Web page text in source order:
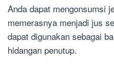
Anda dapat mengonsumsi
memerasnya menjadi jus
dapat digunakan sebagai
hidangan penutup.